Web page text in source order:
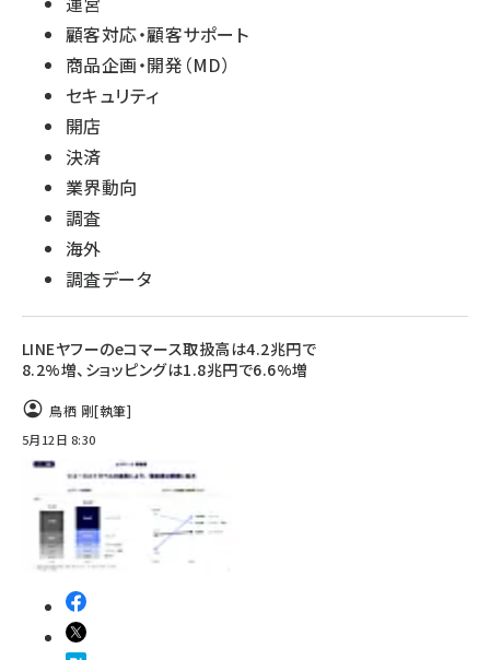
顧客対応・顧客サポート
商品企画・開発（MD）
セキュリティ
開店
決済
業界動向
調査
海外
調査データ
LINEヤフーのeコマース取扱高は4.2兆円で
8.2%増、ショッピングは1.8兆円で6.6%増
鳥栖 剛[執筆]
5月12日 8:30